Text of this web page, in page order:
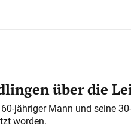
über die
jähriger Mann und seine
worden.